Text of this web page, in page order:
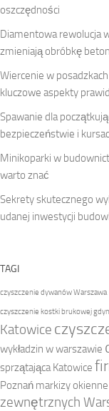
oszczędności
Diamentowa rewolucja
zmieniają obróbkę
Wiercenie w
kluczowe aspekty
Spawanie dla
bezpieczeństwie i
Minikoparki w
warto znać
Sekrety skutecznego
udanej inwestycji
TAGI
czyszczenie dywanów Warszawa
czyszczenie kostki brukowej
Katowice
wykładzin w warszawie
sprzątająca Katowice
Poznań markizy
zewnętrznych